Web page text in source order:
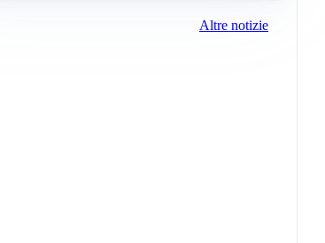
Altre notizie